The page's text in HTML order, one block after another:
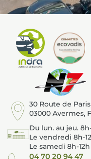
30 Route de
03000 Avermes,
Du lun. au jeu.
Le vendredi 8h-
Le samedi 8h-12h
04 70 20 94 47